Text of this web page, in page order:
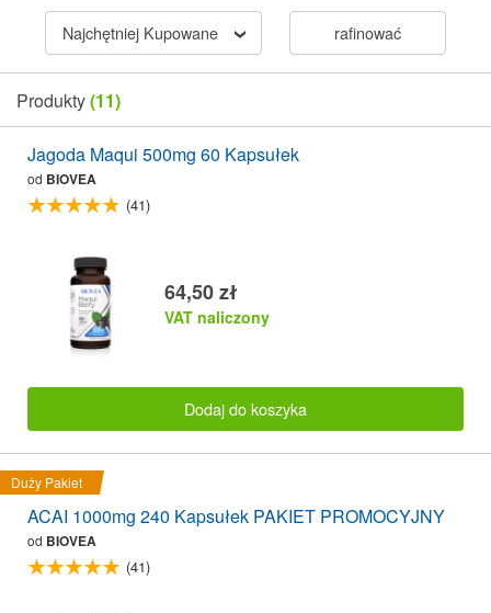
Najchętniej Kupowane rafinować
Produkty(11)
Jagoda Maqui 500mg 60 Kapsułek
od BIOVEA
(41)
64,50 zł
VAT naliczony
Dodaj do koszyka
Duży Pakiet
ACAI 1000mg 240 Kapsułek PAKIET PROMOCYJNY
od BIOVEA
(41)